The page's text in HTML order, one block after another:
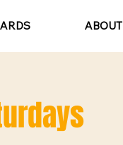
ABOUT